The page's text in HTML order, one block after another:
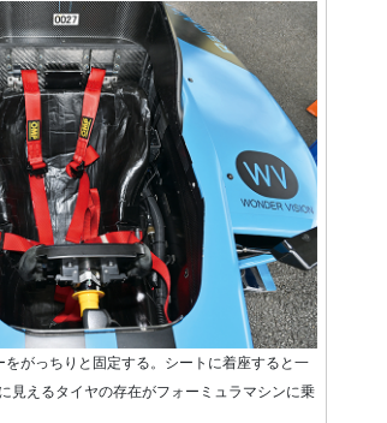
がっちりと固定する。シートに着座すると一
見えるタイヤの存在がフォーミュラマシンに乗